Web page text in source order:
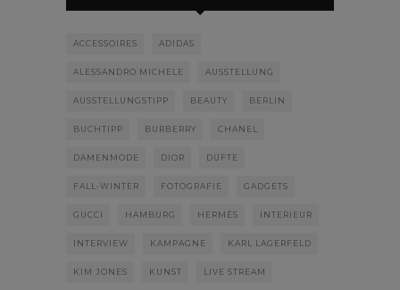
ACCESSOIRES ADIDAS
ALESSANDRO MICHELE AUSSTELLUNG
AUSSTELLUNGSTIPP BEAUTY BERLIN
BUCHTIPP BURBERRY CHANEL
DAMENMODE DIOR DÜFTE
FALL-WINTER FOTOGRAFIE GADGETS
GUCCI HAMBURG HERMÈS INTERIEUR
INTERVIEW KAMPAGNE KARL LAGERFELD
KIM JONES KUNST LIVE STREAM